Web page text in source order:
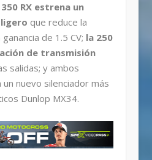
350 RX estrena un
que reduce la
de 1.5 CV; la 250
de transmisión
salidas; y ambos
nuevo silenciador más
Dunlop MX34.